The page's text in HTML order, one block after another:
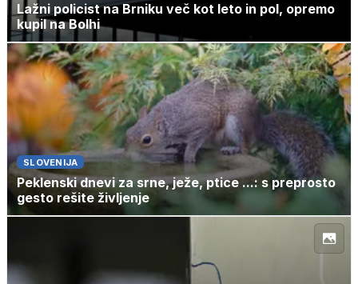
Lažni policist na Brniku več kot leto in pol, opremo
kupil na Bolhi
SLOVENIJA
Peklenski dnevi za srne, ježe, ptice ...: s preprosto
gesto rešite življenje